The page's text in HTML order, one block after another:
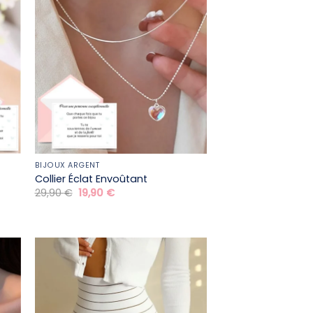
BIJOUX ARGENT
Collier Éclat Envoûtant
29,90€ Le
prix
19,90 €Le